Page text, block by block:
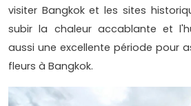
visiter Bangkok et les sites
subir la chaleur accablante et
aussi une excellente période pour
fleurs à Bangkok.